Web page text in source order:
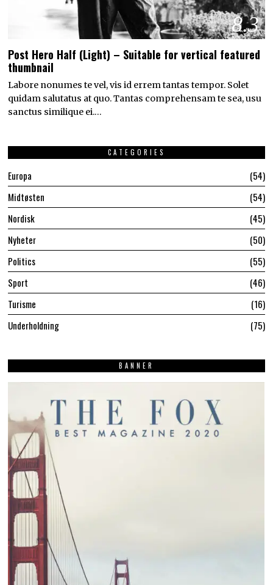
8.3
Post Hero Half (Light) – Suitable for vertical featured
thumbnail
Labore nonumes te vel, vis id errem tantas tempor. Solet
quidam salutatus at quo. Tantas comprehensam te sea, usu
sanctus similique ei.…
CATEGORIES
Europa
54
Midtøsten
54
Nordisk
45
Nyheter
50
Politics
55
Sport
46
Turisme
16
Underholdning
75
BANNER